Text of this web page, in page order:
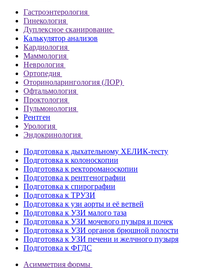
Гастроэнтерология
Гинекология
Дуплексное сканирование
Калькулятор анализов
Кардиология
Маммология
Неврология
Ортопедия
Оториноларингология (ЛОР)
Офтальмология
Проктология
Пульмонология
Рентген
Урология
Эндокринология
Подготовка к дыхательному ХЕЛИК-тесту
Подготовка к колоноскопии
Подготовка к ректороманоскопии
Подготовка к рентгенографии
Подготовка к спирографии
Подготовка к ТРУЗИ
Подготовка к узи аорты и её ветвей
Подготовка к УЗИ малого таза
Подготовка к УЗИ мочевого пузыря и почек
Подготовка к УЗИ органов брюшной полости
Подготовка к УЗИ печени и желчного пузыря
Подготовка к ФГДС
Асимметрия формы